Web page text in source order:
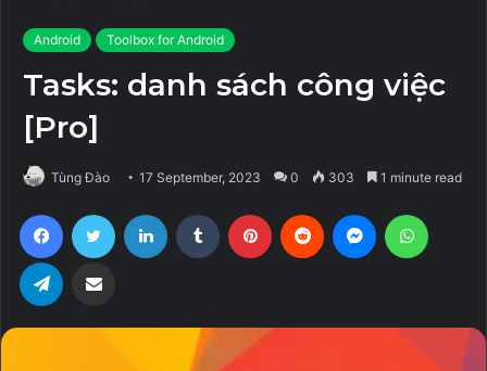
Android Toolbox for Android
Tasks: danh sách công việc
[Pro]
Tùng Đào 17 September, 2023 0 303 1 minute read
FacebookTwitter LinkedIn Tumblr Pinterest Reddit Messenger
Telegram Share via Email